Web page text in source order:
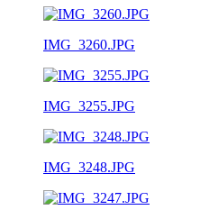
IMG_3260.JPG
IMG_3255.JPG
IMG_3248.JPG